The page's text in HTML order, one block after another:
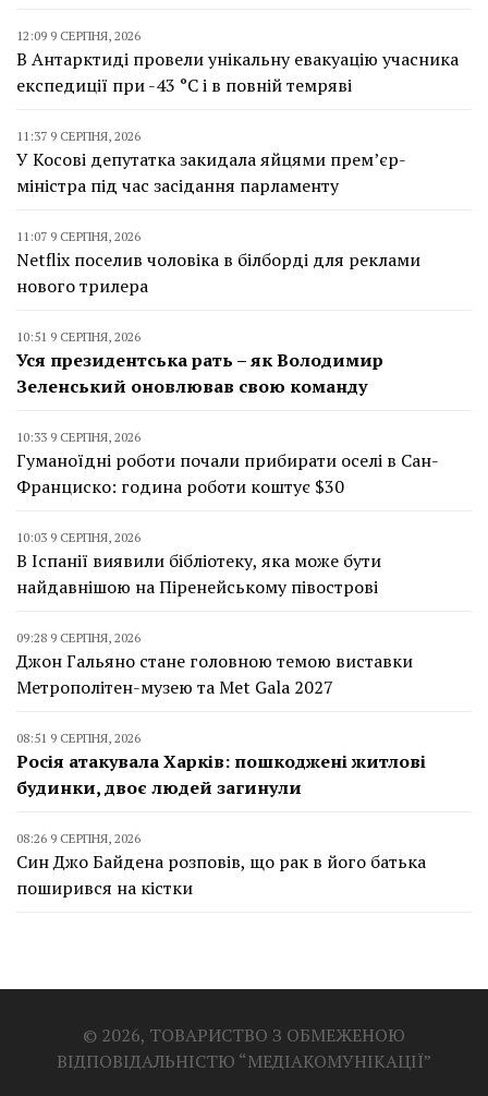
12:09 9 СЕРПНЯ, 2026
В Антарктиді провели унікальну евакуацію учасника
експедиції при -43 °C і в повній темряві
11:37 9 СЕРПНЯ, 2026
У Косові депутатка закидала яйцями прем’єр-
міністра під час засідання парламенту
11:07 9 СЕРПНЯ, 2026
Netflix поселив чоловіка в білборді для реклами
нового трилера
10:51 9 СЕРПНЯ, 2026
Уся президентська рать – як Володимир
Зеленський оновлював свою команду
10:33 9 СЕРПНЯ, 2026
Гуманоїдні роботи почали прибирати оселі в Сан-
Франциско: година роботи коштує $30
10:03 9 СЕРПНЯ, 2026
В Іспанії виявили бібліотеку, яка може бути
найдавнішою на Піренейському півострові
09:28 9 СЕРПНЯ, 2026
Джон Гальяно стане головною темою виставки
Метрополітен-музею та Met Gala 2027
08:51 9 СЕРПНЯ, 2026
Росія атакувала Харків: пошкоджені житлові
будинки, двоє людей загинули
08:26 9 СЕРПНЯ, 2026
Син Джо Байдена розповів, що рак в його батька
поширився на кістки
© 2026, ТОВАРИСТВО З ОБМЕЖЕНОЮ
ВІДПОВІДАЛЬНІСТЮ “МЕДІАКОМУНІКАЦІЇ”